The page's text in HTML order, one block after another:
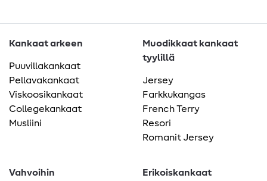
Kankaat arkeen
Puuvillakankaat
Pellavakankaat
Viskoosikankaat
Collegekankaat
Musliini
Muodikkaat kankaat
tyylillä
Jersey
Farkkukangas
French Terry
Resori
Romanit Jersey
Vahvoihin
Erikoiskankaat